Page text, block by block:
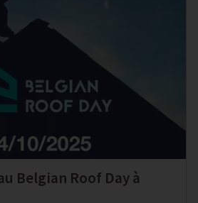
Belgian Roof Day à